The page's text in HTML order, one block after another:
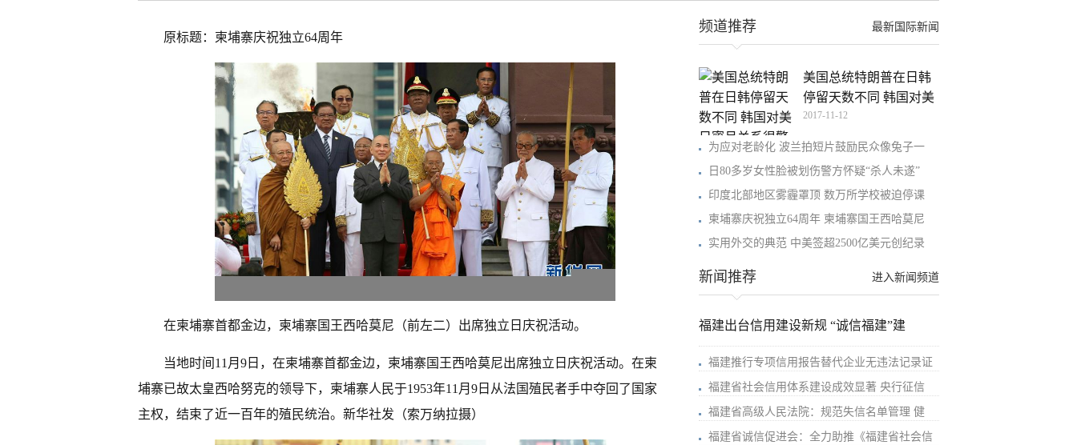
原标题：柬埔寨庆祝独立64周年
在柬埔寨首都金边，柬埔寨国王西哈莫尼（前左二）出席独立日庆祝活动。
当地时间11月9日，在柬埔寨首都金边，柬埔寨国王西哈莫尼出席独立日庆祝活动。在柬
埔寨已故太皇西哈努克的领导下，柬埔寨人民于1953年11月9日从法国殖民者手中夺回了国家
主权，结束了近一百年的殖民统治。新华社发（索万纳拉摄）
最新国际新闻
频道推荐
美国总统特朗普在日韩
停留天数不同 韩国对美
2017-11-12
为应对老龄化 波兰拍短片鼓励民众像兔子一
日80多岁女性脸被划伤警方怀疑“杀人未遂”
印度北部地区雾霾罩顶 数万所学校被迫停课
柬埔寨庆祝独立64周年 柬埔寨国王西哈莫尼
实用外交的典范 中美签超2500亿美元创纪录
进入新闻频道
新闻推荐
福建出台信用建设新规 “诚信福建”建
福建推行专项信用报告替代企业无违法记录证
福建省社会信用体系建设成效显著 央行征信
福建省高级人民法院：规范失信名单管理 健
福建省诚信促进会：全力助推《福建省社会信